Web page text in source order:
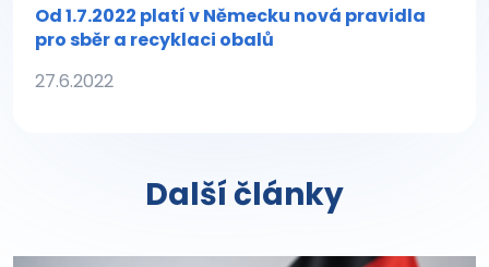
Od 1.7.2022 platí v Německu nová pravidla
pro sběr a recyklaci obalů
27.6.2022
Další články